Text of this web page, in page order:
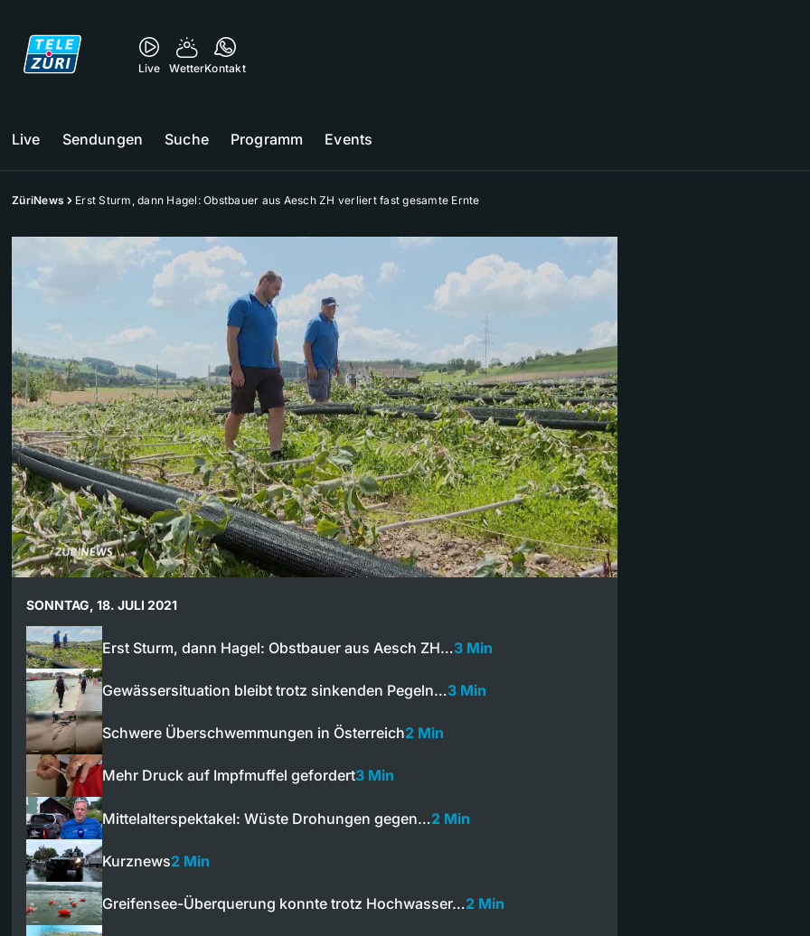
Live WetterKontakt
Live Sendungen Suche Programm Events
ZüriNews Erst Sturm, dann Hagel: Obstbauer aus Aesch ZH verliert fast gesamte Ernte
SONNTAG, 18. JULI 2021
Erst Sturm, dann Hagel: Obstbauer aus Aesch ZH…3 Min
Gewässersituation bleibt trotz sinkenden Pegeln…3 Min
Schwere Überschwemmungen in Österreich2 Min
Mehr Druck auf Impfmuffel gefordert3 Min
Mittelalterspektakel: Wüste Drohungen gegen…2 Min
Kurznews2 Min
Greifensee-Überquerung konnte trotz Hochwasser…2 Min